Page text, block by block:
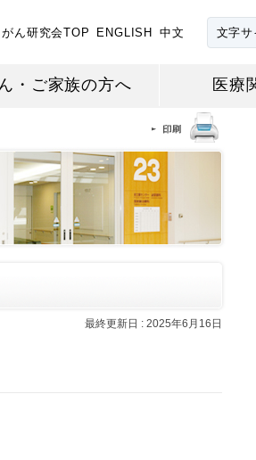
がん研究会TOP ENGLISH 中文 文字サ
・ご家族の方へ 医療
最終更新日 : 2025年6月16日